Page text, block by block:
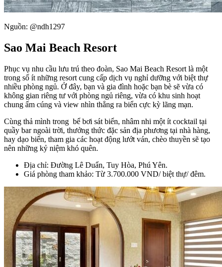
Nguồn: @ndh1297
Sao Mai Beach Resort
Phục vụ nhu cầu lưu trú theo đoàn, Sao Mai Beach Resort là một
trong số ít những resort cung cấp dịch vụ nghỉ dưỡng với biệt thự
nhiều phòng ngủ. Ở đây, bạn và gia đình hoặc bạn bè sẽ vừa có
không gian riêng tư với phòng ngủ riêng, vừa có khu sinh hoạt
chung ấm cúng và view nhìn thẳng ra biển cực kỳ lãng mạn.
Cùng thả mình trong bể bơi sát biển, nhâm nhi một ít cocktail tại
quầy bar ngoài trời, thưởng thức đặc sản địa phương tại nhà hàng,
hay dạo biển, tham gia các hoạt động lướt ván, chèo thuyền sẽ tạo
nên những kỷ niệm khó quên.
Địa chỉ: Đường Lê Duẩn, Tuy Hòa, Phú Yên.
Giá phòng tham khảo: Từ 3.700.000 VND/ biệt thự/ đêm.